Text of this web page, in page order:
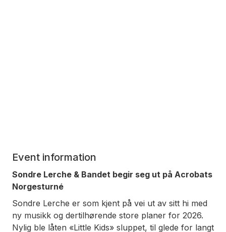
Event information
Sondre Lerche & Bandet begir seg ut på Acrobats
Norgesturné
Sondre Lerche er som kjent på vei ut av sitt hi med
ny musikk og dertilhørende store planer for 2026.
Nylig ble låten «Little Kids» sluppet, til glede for langt